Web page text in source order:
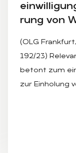
rung von
(OLG
192/23)
betont zum
zur Einholung